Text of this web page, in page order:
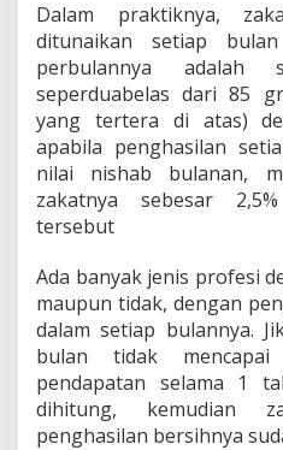
Dalam praktiknya,
ditunaikan setiap
perbulannya adalah
seperduabelas dari 85
yang tertera di atas)
apabila penghasilan
nilai nishab bulanan,
zakatnya sebesar
tersebut
Ada banyak jenis profesi
maupun tidak, dengan
dalam setiap bulannya.
bulan tidak
pendapatan selama 1
dihitung, kemudian
penghasilan bersihnya